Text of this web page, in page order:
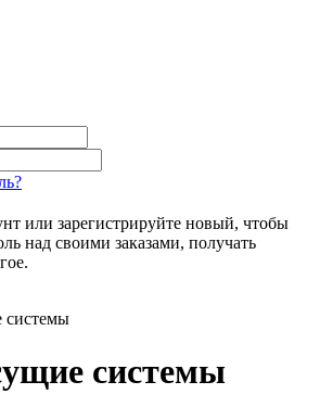
или зарегистрируйте новый, чтобы
над своими заказами, получать
системы
системы